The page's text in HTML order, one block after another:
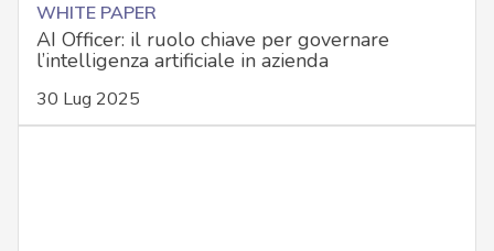
WHITE PAPER
AI Officer: il ruolo chiave per governare
l’intelligenza artificiale in azienda
30 Lug 2025